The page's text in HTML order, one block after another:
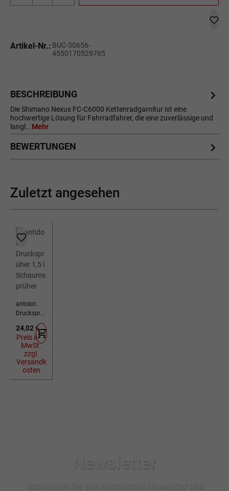
Artikel-Nr.: BUC-30656-
4550170529765
BESCHREIBUNG
Die Shimano Nexus FC-C6000 Kettenradgarnitur ist eine
hochwertige Lösung für Fahrradfahrer, die eine zuverlässige und
langl… Mehr
BEWERTUNGEN
Zuletzt angesehen
antidot.
Drucksprü
Schaumsp
rüher
Regulärer Preis:
24,02 €
Preis inkl.
MwSt.
zzgl.
Versandk
osten